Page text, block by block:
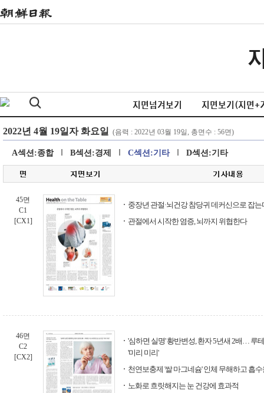
지면넘겨보기 지면보기(지면+
A섹션:종합 B섹션:경제 C섹션:기타 D섹션:기타
45면
C1
[CX1]
중장년 관절·뇌건강 참당귀 데커신으로 잡는
관절에서 시작한 염증, 뇌까지 위협한다
46면
C2
[CX2]
'심하면 실명' 황반변성, 환자 5년새 2배… 루
'미리 미리'
천연보충제 '쌀 마그네슘' 인체 무해하고 흡
노화로 흐릿해지는 눈 건강에 효과적